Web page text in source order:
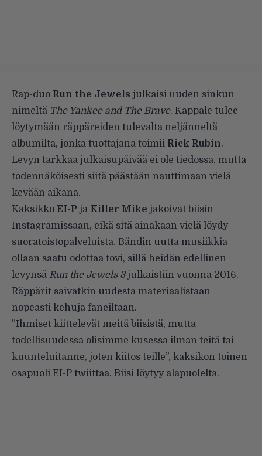
Rap-duo Run the Jewels julkaisi uuden sinkun
nimeltä The Yankee and The Brave. Kappale tulee
löytymään räppäreiden tulevalta neljänneltä
albumilta, jonka tuottajana toimii Rick Rubin.
Levyn tarkkaa julkaisupäivää ei ole tiedossa, mutta
todennäköisesti siitä päästään nauttimaan vielä
kevään aikana.
Kaksikko EI-P ja Killer Mike jakoivat biisin
Instagramissaan, eikä sitä ainakaan vielä löydy
suoratoistopalveluista. Bändin uutta musiikkia
ollaan saatu odottaa tovi, sillä heidän edellinen
levynsä Run the Jewels 3julkaistiin vuonna 2016.
Räppärit saivatkin uudesta materiaalistaan
nopeasti kehuja faneiltaan.
”Ihmiset kiittelevät meitä biisistä, mutta
todellisuudessa olisimme kusessa ilman teitä tai
kuunteluitanne, joten kiitos teille”, kaksikon toinen
osapuoli EI-P twiittaa. Biisi löytyy alapuolelta.